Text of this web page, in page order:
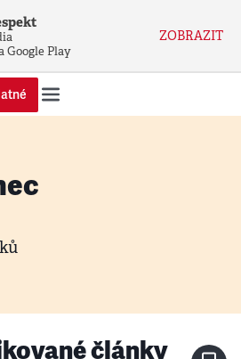
Google Play
ZOBRAZIT
články